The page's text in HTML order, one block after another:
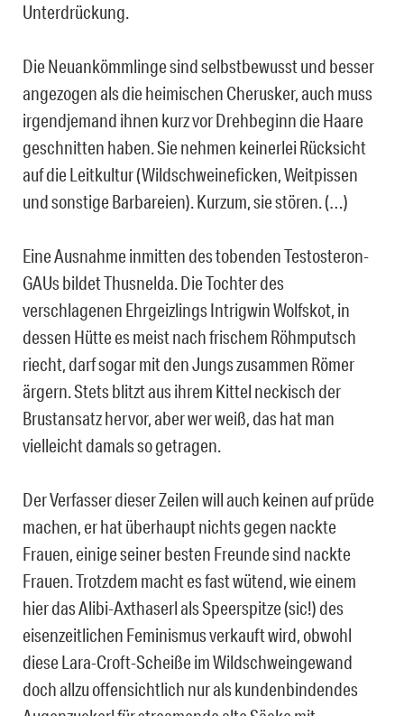
Unterdrückung.
Die Neuankömmlinge sind selbstbewusst und besser
angezogen als die heimischen Cherusker, auch muss
irgendjemand ihnen kurz vor Drehbeginn die Haare
geschnitten haben. Sie nehmen keinerlei Rücksicht
auf die Leitkultur (Wildschweineficken, Weitpissen
und sonstige Barbareien). Kurzum, sie stören. (…)
Eine Ausnahme inmitten des tobenden Testosteron-
GAUs bildet Thusnelda. Die Tochter des
verschlagenen Ehrgeizlings Intrigwin Wolfskot, in
dessen Hütte es meist nach frischem Röhmputsch
riecht, darf sogar mit den Jungs zusammen Römer
ärgern. Stets blitzt aus ihrem Kittel neckisch der
Brustansatz hervor, aber wer weiß, das hat man
vielleicht damals so getragen.
Der Verfasser dieser Zeilen will auch keinen auf prüde
machen, er hat überhaupt nichts gegen nackte
Frauen, einige seiner besten Freunde sind nackte
Frauen. Trotzdem macht es fast wütend, wie einem
hier das Alibi-Axthaserl als Speerspitze (sic!) des
eisenzeitlichen Feminismus verkauft wird, obwohl
diese Lara-Croft-Scheiße im Wildschweingewand
doch allzu offensichtlich nur als kundenbindendes